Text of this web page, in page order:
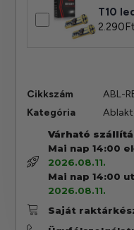
T10
2.290Ft
Cikkszám
ABL-
Kategória
Várható
Mai nap 14:00
2026.08.11.
Mai nap 14:00
2026.08.11.
Saját